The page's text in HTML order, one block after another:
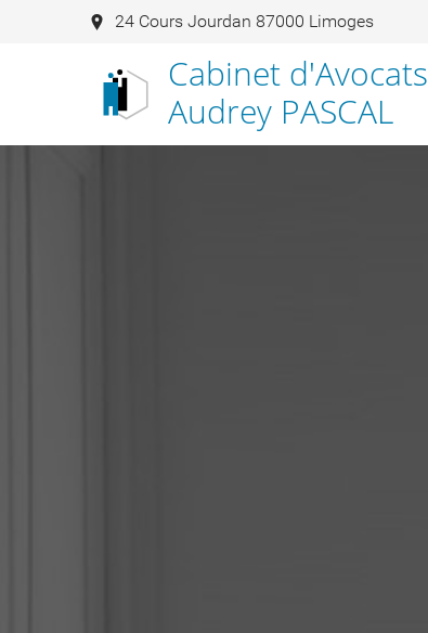
Cabinet d'Avocats
Audrey PASCAL
24 Cours Jourdan 87000 Limoges